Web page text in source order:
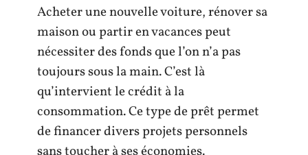
Acheter une nouvelle voiture, rénover sa
maison ou partir en vacances peut
nécessiter des fonds que l’on n’a pas
toujours sous la main. C’est là
qu’intervient le crédit à la
consommation. Ce type de prêt permet
de financer divers projets personnels